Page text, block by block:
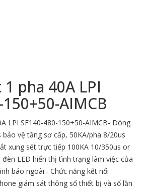
pha 40A LPI
AIMCB
LPI SF140-480-150+50-AIMCB- Dòng
vệ tầng sơ cấp, 50KA/pha 8/20us
xung sét trực tiếp 100KA 10/350us or
đèn LED hiển thị tình trạng làm việc của
báo ngoài.- Chức năng kết nối
giám sát thông số thiết bị và số lần